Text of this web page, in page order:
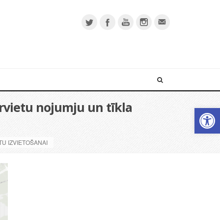
nojumju un tīkla
IZVIETOŠANAI